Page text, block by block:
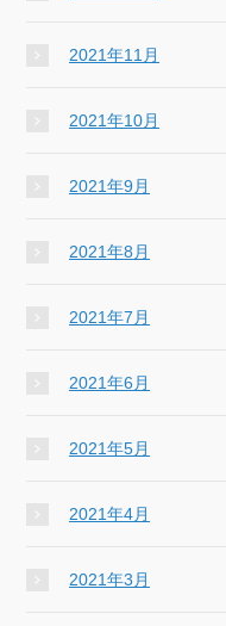
2021年11月
2021年10月
2021年9月
2021年8月
2021年7月
2021年6月
2021年5月
2021年4月
2021年3月